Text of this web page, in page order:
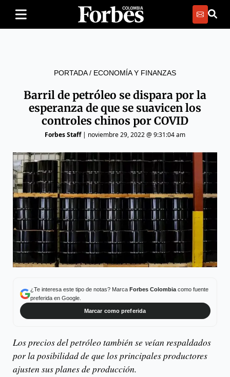
PORTADA/ ECONOMÍA Y FINANZAS
Barril de petróleo se dispara por la
esperanza de que se suavicen los
controles chinos por COVID
Forbes Staff| noviembre 29, 2022 @ 9:31:04 am
¿Te interesa este tipo de notas? Marca Forbes Colombiacomo fuente
preferida en Google.
Marcar como preferida
Los precios del petróleo también se veían respaldados
por la posibilidad de que los principales productores
ajusten sus planes de producción.